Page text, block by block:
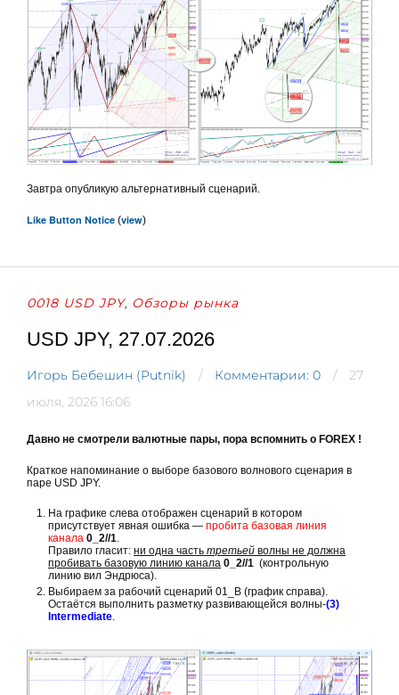
Завтра опубликую альтернативный сценарий.
Like Button Notice (view)
0018 USD JPY, Обзоры рынка
USD JPY, 27.07.2026
Игорь Бебешин (Putnik) Комментарии: 0
27
июля, 2026 16:06
Давно не смотрели валютные пары, пора вспомнить о FOREX !
Краткое напоминание о выборе базового волнового сценария в
паре USD JPY.
На графике слева отображен сценарий в котором
присутствует явная ошибка — пробита базовая линия
канала 0_2//1.
Правило гласит: ни одна часть третьей волны не должна
пробивать базовую линию канала 0_2//1 (контрольную
линию вил Эндрюса).
Выбираем за рабочий сценарий 01_В (график справа).
Остаётся выполнить разметку развивающейся волны-(3)
Intermediate.